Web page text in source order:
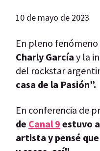
10 de mayo de 2023
En pleno
Charly García y la
del rockstar
casa de la Pasión”.
En conferencia de
de Canal 9 estuvo
artista y pensé